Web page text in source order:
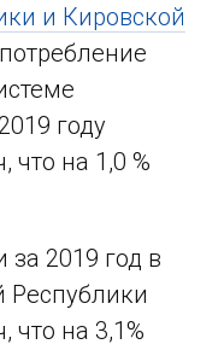
и Кировской
году
что на 1,0 %
за 2019 год в
Республики
что на 3,1%